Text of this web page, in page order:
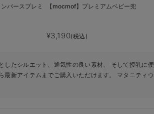
パースプレミ 【mocmof】プレミアムベビー兜
¥3,190(税込)
たシルエット、通気性の良い素材、 そして授乳に便
新アイテムまでご購入いただけます。 マタニティウ